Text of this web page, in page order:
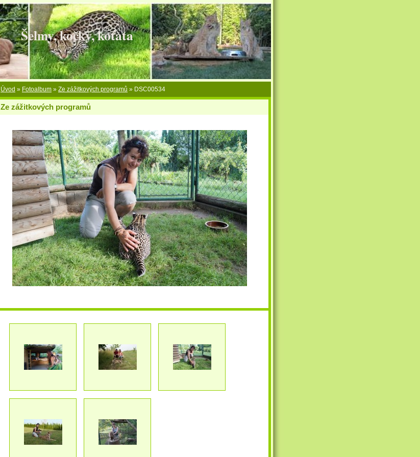
Šelmy, kočky, koťata
Úvod » Fotoalbum » Ze zážitkových programů » DSC00534
Ze zážitkových programů